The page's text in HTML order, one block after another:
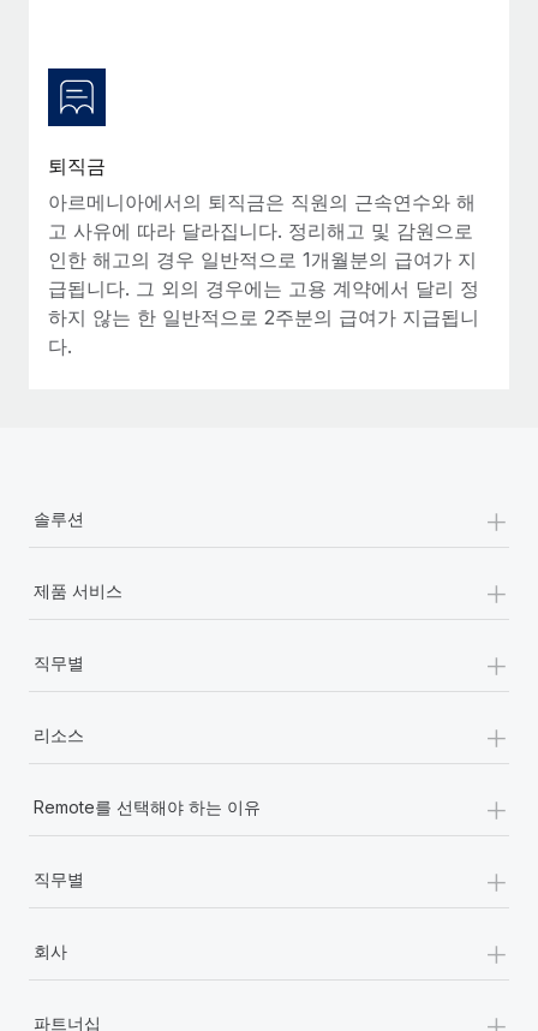
퇴직금
아르메니아에서의 퇴직금은 직원의 근속연수와 해
고 사유에 따라 달라집니다. 정리해고 및 감원으로
인한 해고의 경우 일반적으로 1개월분의 급여가 지
급됩니다. 그 외의 경우에는 고용 계약에서 달리 정
하지 않는 한 일반적으로 2주분의 급여가 지급됩니
다.
솔루션 +
제품 서비스 +
직무별 +
리소스 +
Remote를 선택해야 하는 이유 +
직무별 +
회사 +
파트너십